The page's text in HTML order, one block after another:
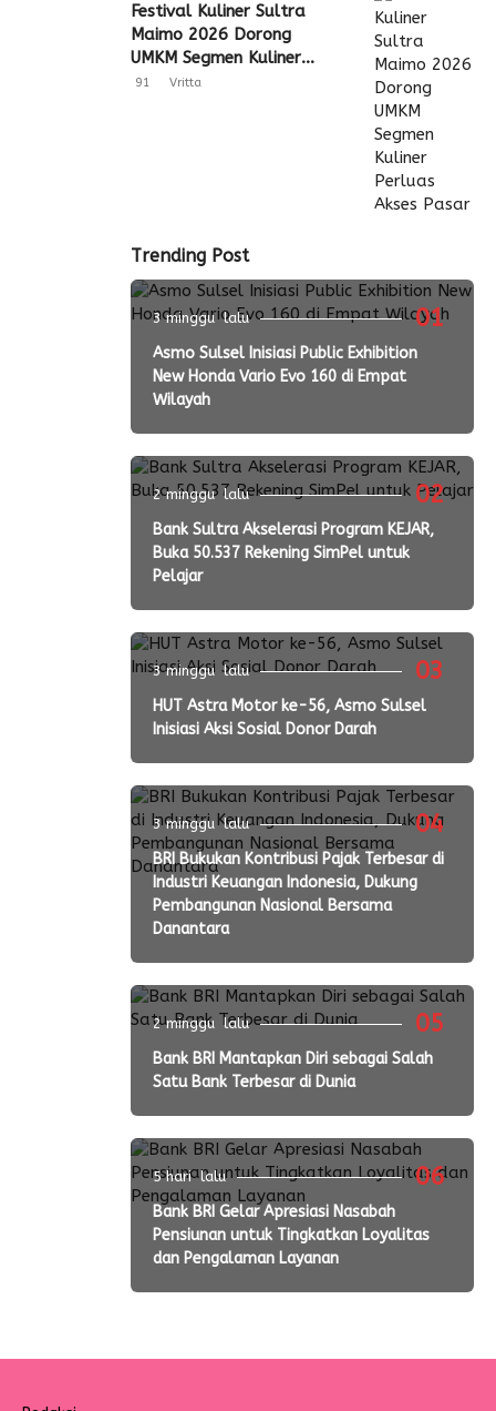
Festival Kuliner Sultra
Maimo 2026 Dorong
UMKM Segmen Kuliner
Perluas Akses Pasar
91 Vritta
Trending Post
01
3 minggu lalu
Asmo Sulsel Inisiasi Public Exhibition
New Honda Vario Evo 160 di Empat
Wilayah
02
2 minggu lalu
Bank Sultra Akselerasi Program KEJAR,
Buka 50.537 Rekening SimPel untuk
Pelajar
03
3 minggu lalu
HUT Astra Motor ke-56, Asmo Sulsel
Inisiasi Aksi Sosial Donor Darah
04
3 minggu lalu
BRI Bukukan Kontribusi Pajak Terbesar di
Industri Keuangan Indonesia, Dukung
Pembangunan Nasional Bersama
Danantara
05
2 minggu lalu
Bank BRI Mantapkan Diri sebagai Salah
Satu Bank Terbesar di Dunia
06
5 hari lalu
Bank BRI Gelar Apresiasi Nasabah
Pensiunan untuk Tingkatkan Loyalitas
dan Pengalaman Layanan